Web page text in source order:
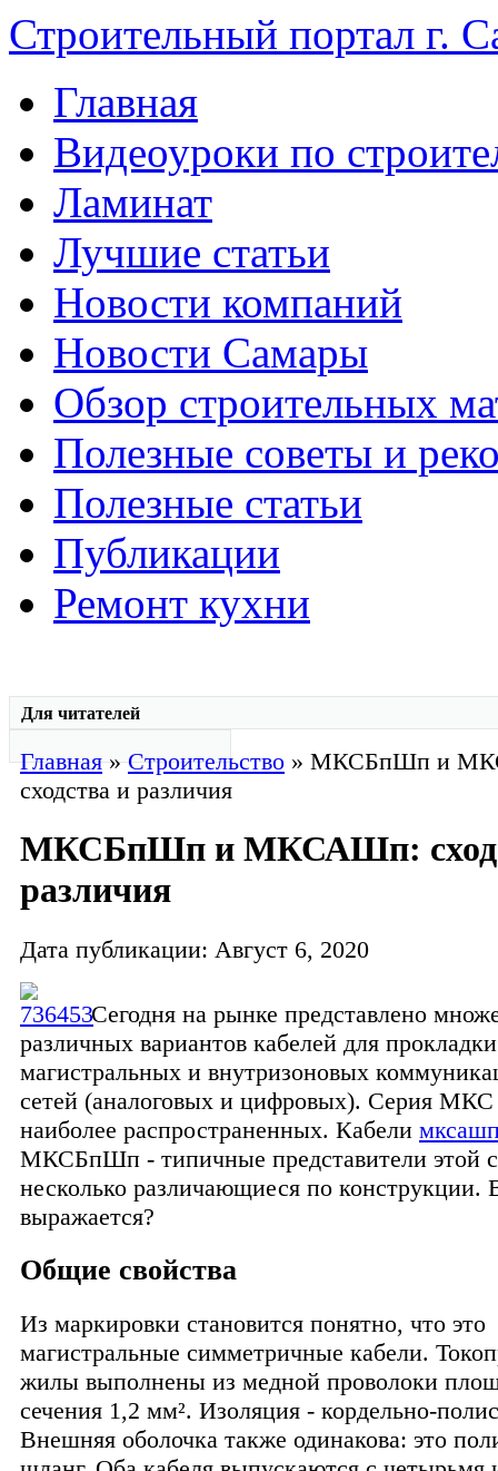
Строительный портал г.
Главная
Видеоуроки по
Ламинат
Лучшие статьи
Новости компаний
Новости Самары
Обзор строительных
Полезные советы и
Полезные статьи
Публикации
Ремонт кухни
Для читателей
Главная»Строительство » МКСБпШп и
сходства и различия
МКСБпШп и МКСАШп:
различия
Дата публикации: Август 6, 2020
Сегодня на рынке представлено
различных вариантов кабелей для прокладки
магистральных и внутризоновых
сетей (аналоговых и цифровых). Серия МКС
наиболее распространенных. Кабели
МКСБпШп - типичные представители этой
несколько различающиеся по конструкции.
выражается?
Общие свойства
Из маркировки становится понятно, что это
магистральные симметричные кабели.
жилы выполнены из медной проволоки
сечения 1,2 мм². Изоляция - кордельно-
Внешняя оболочка также одинакова: это